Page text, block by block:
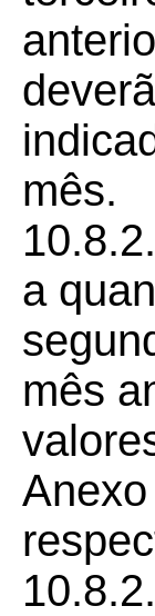
mês.
a
mês